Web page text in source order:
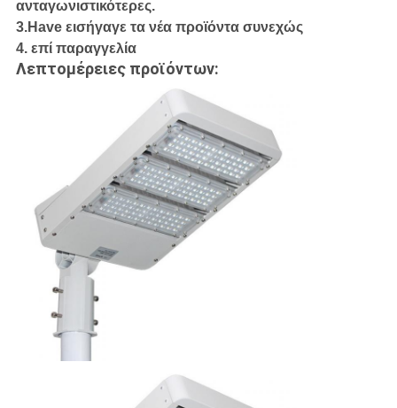
ανταγωνιστικότερες.
3.Have εισήγαγε τα νέα προϊόντα συνεχώς
4. επί παραγγελία
Λεπτομέρειες προϊόντων: